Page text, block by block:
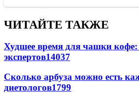
ЧИТАЙТЕ ТАКЖЕ
Худшее время для чашки кофе:
экспертов14037
Сколько арбуза можно есть
диетологов1799